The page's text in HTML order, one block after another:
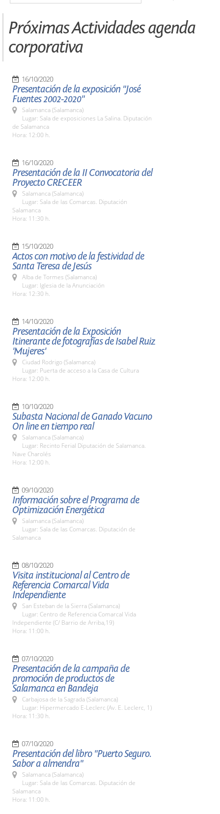
Próximas Actividades agenda
corporativa
16/10/2020
Presentación de la exposición "José
Fuentes 2002-2020"
Salamanca (Salamanca)
Lugar: Sala de exposiciones La Salina. Diputación
de Salamanca
Hora: 12:00 h.
16/10/2020
Presentación de la II Convocatoria del
Proyecto CRECEER
Salamanca (Salamanca)
Lugar: Sala de las Comarcas. Diputación
Salamanca
Hora: 11:30 h.
15/10/2020
Actos con motivo de la festividad de
Santa Teresa de Jesús
Alba de Tormes (Salamanca)
Lugar: Iglesia de la Anunciación
Hora: 12:30 h.
14/10/2020
Presentación de la Exposición
Itinerante de fotografías de Isabel Ruiz
'Mujeres'
Ciudad Rodrigo (Salamanca)
Lugar: Puerta de acceso a la Casa de Cultura
Hora: 12:00 h.
10/10/2020
Subasta Nacional de Ganado Vacuno
On line en tiempo real
Salamanca (Salamanca)
Lugar: Recinto Ferial Diputación de Salamanca.
Nave Charolés
Hora: 12:00 h.
09/10/2020
Información sobre el Programa de
Optimización Energética
Salamanca (Salamanca)
Lugar: Sala de las Comarcas. Diputación de
Salamanca
08/10/2020
Visita institucional al Centro de
Referencia Comarcal Vida
Independiente
San Esteban de la Sierra (Salamanca)
Lugar: Centro de Referencia Comarcal Vida
Independiente (C/ Barrio de Arriba,19)
Hora: 11:00 h.
07/10/2020
Presentación de la campaña de
promoción de productos de
Salamanca en Bandeja
Carbajosa de la Sagrada (Salamanca)
Lugar: Hipermercado E-Leclerc (Av. E. Leclerc, 1)
Hora: 11:30 h.
07/10/2020
Presentación del libro "Puerto Seguro.
Sabor a almendra"
Salamanca (Salamanca)
Lugar: Sala de las Comarcas. Diputación de
Salamanca
Hora: 11:00 h.